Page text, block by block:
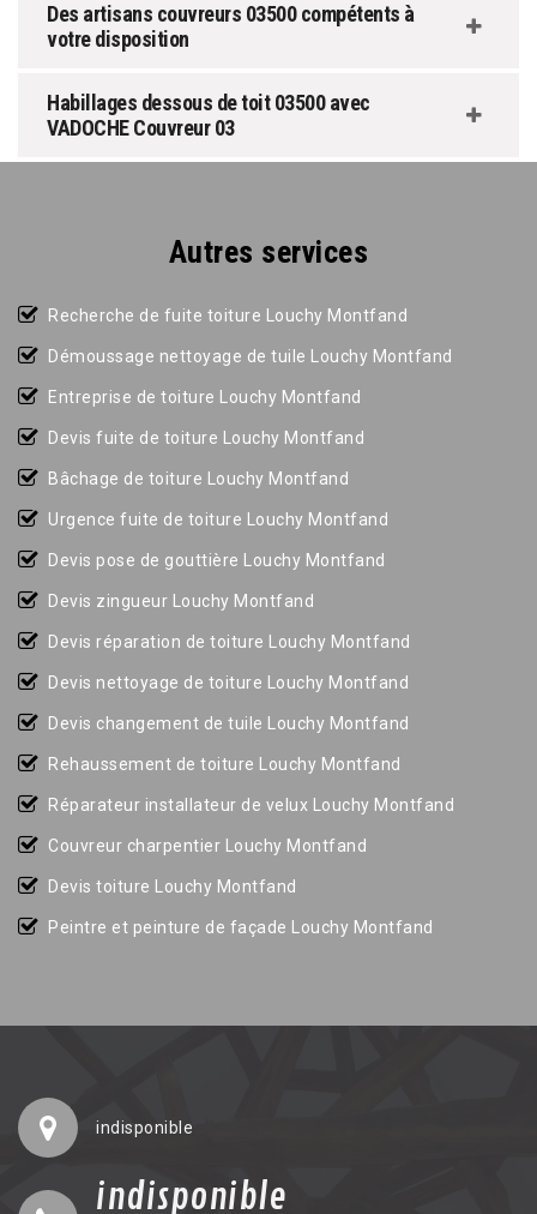
Des artisans couvreurs 03500 compétents à
votre disposition
Habillages dessous de toit 03500 avec
VADOCHE Couvreur 03
Autres services
Recherche de fuite toiture Louchy Montfand
Démoussage nettoyage de tuile Louchy Montfand
Entreprise de toiture Louchy Montfand
Devis fuite de toiture Louchy Montfand
Bâchage de toiture Louchy Montfand
Urgence fuite de toiture Louchy Montfand
Devis pose de gouttière Louchy Montfand
Devis zingueur Louchy Montfand
Devis réparation de toiture Louchy Montfand
Devis nettoyage de toiture Louchy Montfand
Devis changement de tuile Louchy Montfand
Rehaussement de toiture Louchy Montfand
Réparateur installateur de velux Louchy Montfand
Couvreur charpentier Louchy Montfand
Devis toiture Louchy Montfand
Peintre et peinture de façade Louchy Montfand
indisponible
indisponible